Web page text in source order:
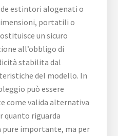
estintori alogenati o
portatili o
un sicuro
all’obbligo di
stabilita dal
del modello. In
può essere
come valida alternativa
quanto riguarda
pure importante, ma per